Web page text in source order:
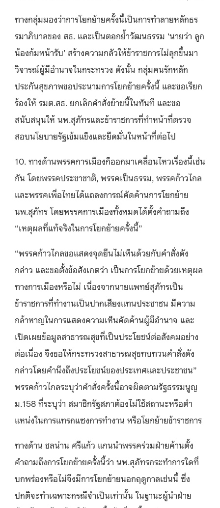
ทางกลุ่มมองว่าการโยกย้ายครั้งนี้เป็นการทำลายหลักธร
รมาภิบาลของ สธ. และเป็นตอกย้ำวัฒนธรรม ‘นายว่า ลูก
น้องก้มหน้ารับ’ สร้างความกลัวให้ข้าราชการไม่ลุกขึ้นมา
วิจารณ์ผู้มีอำนาจในกระทรวง ดังนั้น กลุ่มคนรักหลัก
ประกันสุขภาพขอประนามการโยกย้ายครั้งนี้ และขอเรียก
ร้องให้ รมต.สธ. ยกเลิกคำสั่งย้ายนี้ในทันที และขอ
สนับสนุนให้ นพ.สุภัทรและข้าราชการที่ทำหน้าที่ตรวจ
สอบนโยบายรัฐเข้มแข็งและยึดมั่นในหน้าที่ต่อไป
10. ทางด้านพรรคการเมืองก็ออกมาเคลื่อนไหวเรื่องนี้เช่น
กัน โดยพรรคประชาชาติ, พรรคเป็นธรรม, พรรคก้าวไกล
และพรรคเพื่อไทยได้แถลงการณ์คัดค้านการโยกย้าย
นพ.สุภัทร โดยพรรคการเมืองทั้งหมดได้ตั้งคำถามถึง
“เหตุผลที่แท้จริงในการโยกย้ายครั้งนี้”
“พรรคก้าวไกลขอแสดงจุดยืนไม่เห็นด้วยกับคำสั่งดัง
กล่าว และขอตั้งข้อสังเกตว่า เป็นการโยกย้ายด้วยเหตุผล
ทางการเมืองหรือไม่ เนื่องจากนายแพทย์สุภัทรเป็น
ข้าราชการที่ทำงานเป็นปากเสียงแทนประชาชน มีความ
กล้าหาญในการแสดงความเห็นคัดค้านผู้มีอำนาจ และ
เปิดเผยข้อมูลสาธารณสุขที่เป็นประโยชน์ต่อสังคมอย่าง
ต่อเนื่อง จึงขอให้กระทรวงสาธารณสุขทบทวนคำสั่งดัง
กล่าวโดยคำนึงถึงประโยชน์ของประเทศและประชาชน”
พรรคก้าวไกลระบุว่าคำสั่งครั้งนี้อาจผิดตามรัฐธรรมนูญ
ม.158 ที่ระบุว่า สมาชิกรัฐสภาต้องไม่ใช้สถานะหรือตํา
แหน่งในการแทรกแซงการทำงาน หรือโยกย้ายข้าราชการ
ทางด้าน ชลน่าน ศรีแก้ว แกนนำพรรคร่วมฝ่ายค้านตั้ง
คำถามถึงการโยกย้ายครั้งนี้ว่า นพ.สุภัทรกระทำการใดที่
บกพร่องหรือไม่จึงมีการโยกย้ายนอกฤดูกาลเช่นนี้ ซึ่ง
ปกติจะทำเฉพาะกรณีจำเป็นเท่านั้น ในฐานะผู้นำฝ่าย